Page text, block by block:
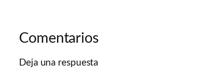
Comentarios
Deja una respuesta